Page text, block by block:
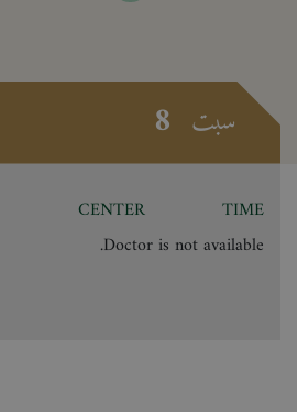
سبت 8
TIME
CENTER
Doctor is not available.